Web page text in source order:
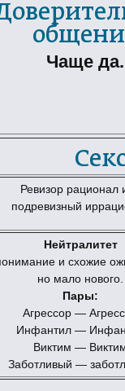
Чаще да.
Ревизор рационал
подревизный
Нейтралитет
и схожие
но мало нового.
Пары:
Агрессор —
Инфантил —
Виктим —
Заботливый —